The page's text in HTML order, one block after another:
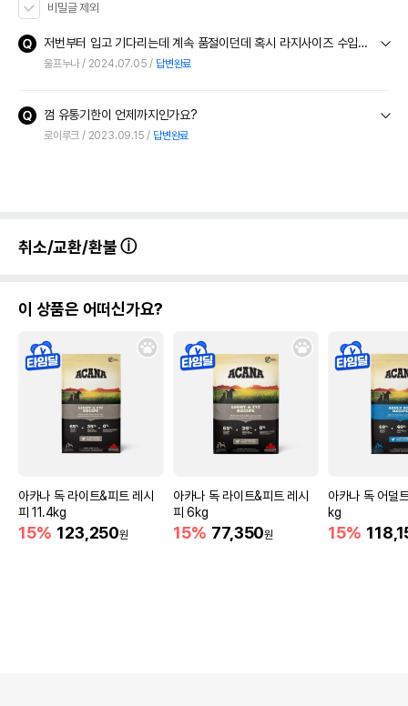
비밀글 제외
저번부터 입고 기다리는데 계속 품절이던데 혹시 라지사이즈 수입중단은 아니죠? ㅠㅠ 재입고 언제쯤 될까요?
울프누나 2024.07.05 답변완료
껌 유통기한이 언제까지인가요?
로이루크 2023.09.15 답변완료
취소/교환/환불
이 상품은 어떠신가요?
아카나 독 라이트&피트 레시
피 11.4kg
15% 123,250원
아카나 독 라이트&피트 레시
피 6kg
15% 77,350원
아카나 독 어덜
kg
15%